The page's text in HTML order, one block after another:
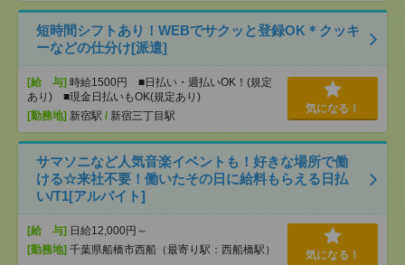
短時間シフトあり！WEBでサクッと登録OK＊クッキ
ーなどの仕分け[派遣]
[給 与] 時給1500円 ■日払い・週払いOK！(規定
あり) ■現金日払いもOK(規定あり)
[勤務地] 新宿駅 / 新宿三丁目駅
気になる！
サマソニなど人気音楽イベントも！好きな場所で働
ける☆来社不要！働いたその日に給料もらえる日払
い/T1[アルバイト]
[給 与] 日給12,000円～
[勤務地] 千葉県船橋市西船（最寄り駅：西船橋駅） 気になる！